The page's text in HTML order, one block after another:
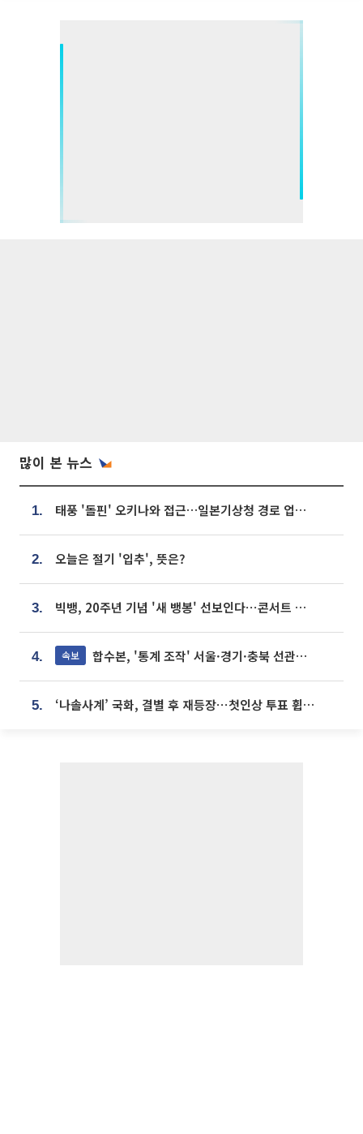
많이 본 뉴스
1. 태풍 '돌핀' 오키나와 접근…일본기상청 경로 업데이트
2. 오늘은 절기 '입추', 뜻은?
3. 빅뱅, 20주년 기념 '새 뱅봉' 선보인다⋯콘서트 앞두고 팝업 개최
4. 속보 합수본, '통계 조작' 서울·경기·충북 선관위 등 추가 압수수색
5. ‘나솔사계’ 국화, 결별 후 재등장⋯첫인상 투표 휩쓸고 ‘인기녀’ 등극